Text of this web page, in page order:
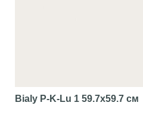
Bialy P-K-Lu 1 59.7x59.7 см